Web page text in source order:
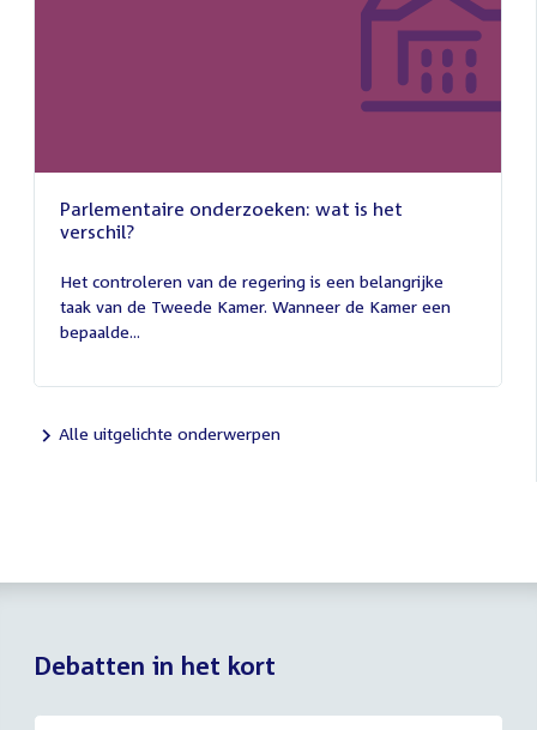
Parlementaire onderzoeken: wat is het
verschil?
juli
2026
Het controleren van de regering is een belangrijke
taak van de Tweede Kamer. Wanneer de Kamer een
bepaalde...
Alle uitgelichte onderwerpen
Debatten in het kort